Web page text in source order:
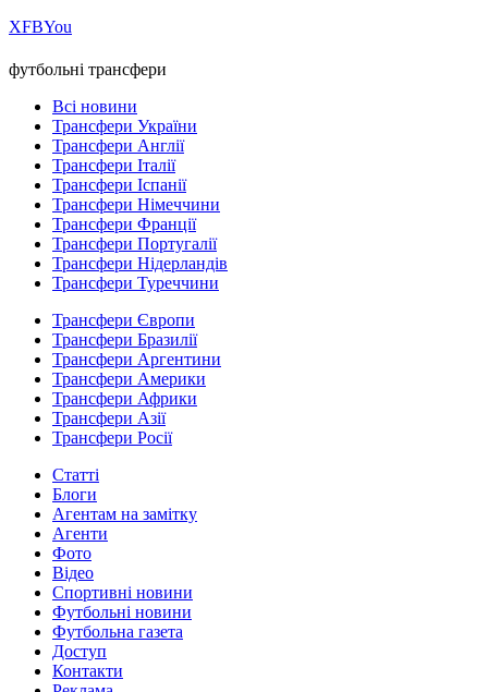
ХFBYou
футбольні трансфери
Всі новини
Трансфери України
Трансфери Англії
Трансфери Італії
Трансфери Іспанії
Трансфери Німеччини
Трансфери Франції
Трансфери Португалії
Трансфери Нідерландів
Трансфери Туреччини
Трансфери Європи
Трансфери Бразилії
Трансфери Аргентини
Трансфери Америки
Трансфери Африки
Трансфери Азії
Трансфери Росії
Статті
Блоги
Агентам на замітку
Агенти
Фото
Відео
Спортивні новини
Футбольні новини
Футбольна газета
Доступ
Контакти